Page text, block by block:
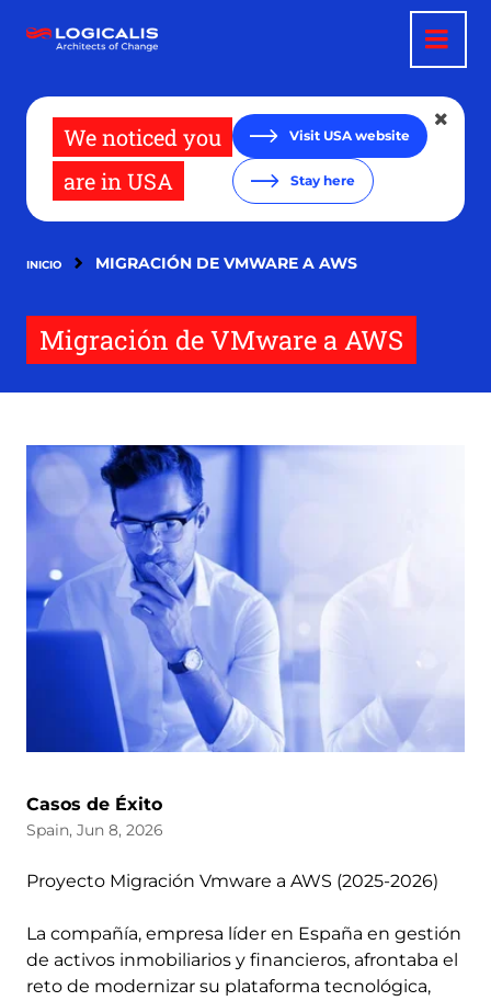
contenido
We noticed you
are in USA
Visit USA website
Stay here
INICIO MIGRACIÓN DE VMWARE A AWS
Migración de VMware a AWS
Casos de Éxito
Spain, Jun 8, 2026
Proyecto Migración Vmware a AWS (2025-2026)
La compañía, empresa líder en España en gestión
de activos inmobiliarios y financieros, afrontaba el
reto de modernizar su plataforma tecnológica,